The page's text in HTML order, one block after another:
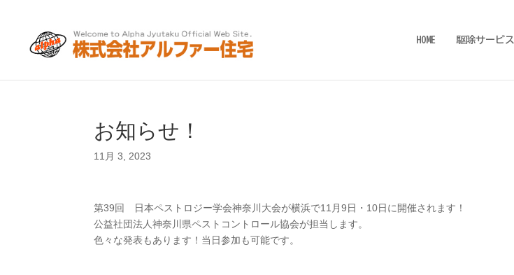
HOME 駆除サービス
お知らせ！
11月 3, 2023
第39回 日本ペストロジー学会神奈川大会が横浜で11月9日・10日に開催されます！
公益社団法人神奈川県ペストコントロール協会が担当します。
色々な発表もあります！当日参加も可能です。